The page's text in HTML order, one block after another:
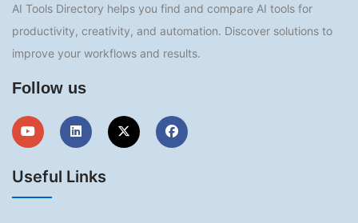
AI Tools Directory helps you find and compare AI tools for
productivity, creativity, and automation. Discover solutions to
improve your workflows and results.
Follow us
Useful Links